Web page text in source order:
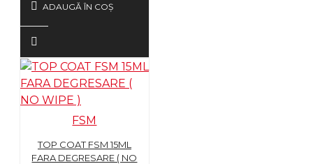
ADAUGĂ ÎN COŞ
FSM
TOP COAT FSM 15ML
FARA DEGRESARE ( NO